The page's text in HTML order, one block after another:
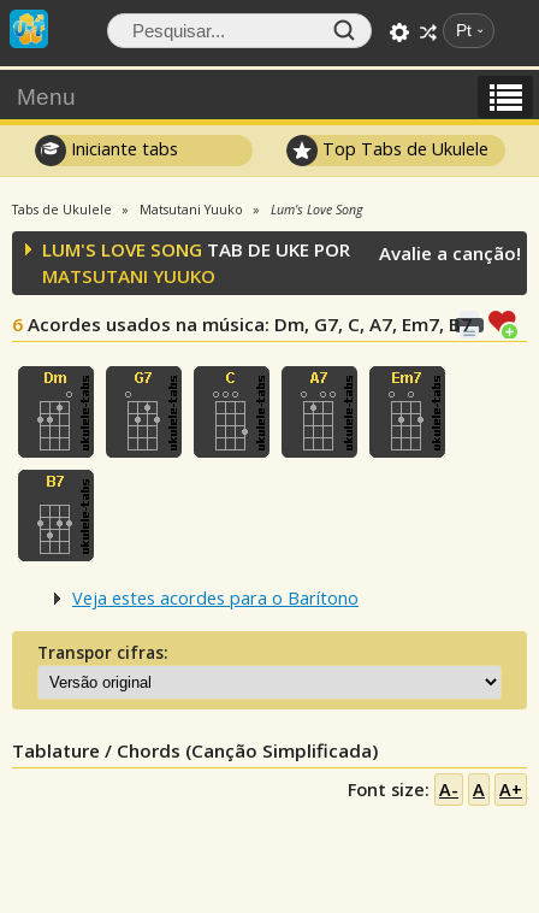
Pt
Menu
Iniciante tabs Top Tabs de Ukulele
Tabs de Ukulele Matsutani Yuuko Lum's Love Song
LUM'S LOVE SONG TAB DE UKE POR
MATSUTANI YUUKO
6 Acordes usados na música: Dm, G7, C, A7, Em7, B7
Avalie a canção!
Veja estes acordes para o Barítono
Transpor cifras:
Tablature / Chords (Canção Simplificada)
Font size: A- A A+